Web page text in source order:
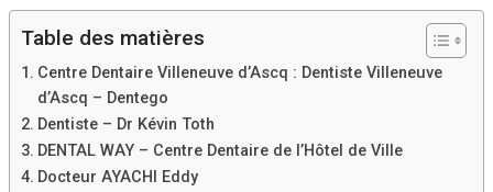
Table des matières
Centre Dentaire Villeneuve d’Ascq : Dentiste Villeneuve
d’Ascq – Dentego
Dentiste – Dr Kévin Toth
DENTAL WAY – Centre Dentaire de l’Hôtel de Ville
Docteur AYACHI Eddy
votre
comportement
visitez notre
site, vous
augmentez les
chances de
voir du
contenu et des